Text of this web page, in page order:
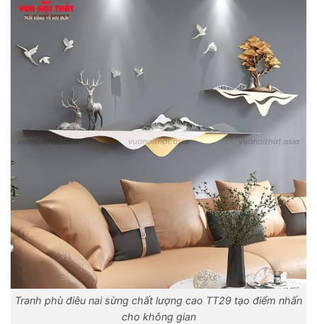
Tranh phù điêu nai sừng chất lượng cao TT29 tạo điểm nhấn
cho không gian